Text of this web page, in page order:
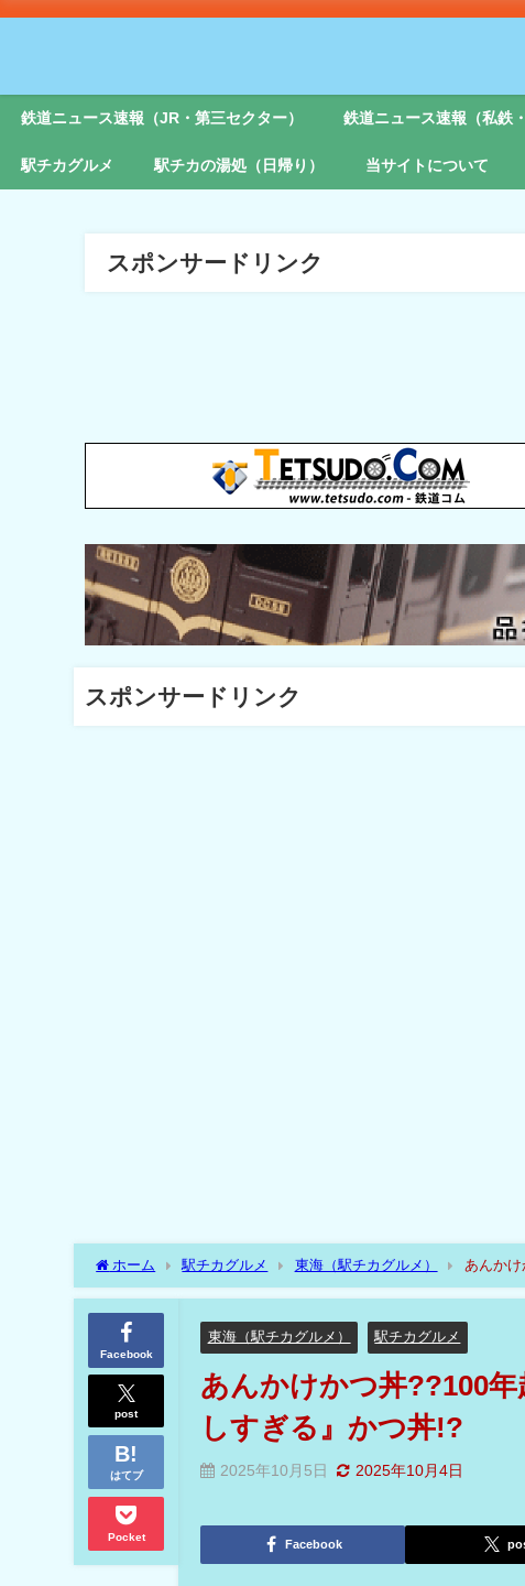
鉄道ニュース速報（JR・第三セクター） 鉄道ニュース速報（私鉄
駅チカグルメ 駅チカの湯処（日帰り） 当サイトについて
スポンサードリンク
スポンサードリンク
ホーム 駅チカグルメ 東海（駅チカグルメ） あんか
Facebook
post
はてブ
Pocket
東海（駅チカグルメ） 駅チカグルメ
あんかけかつ丼??100
しすぎる』かつ丼!?
2025年10月5日 2025年10月4日
Facebook